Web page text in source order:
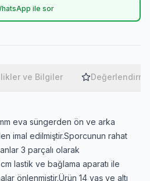
ile sor
ve Bilgiler
eva süngerden ön ve arka
imal edilmiştir.Sporcunun rahat
3 parçalı olarak
lastik ve bağlama aparatı ile
önlenmiştir.Ürün 14 yaş ve altı